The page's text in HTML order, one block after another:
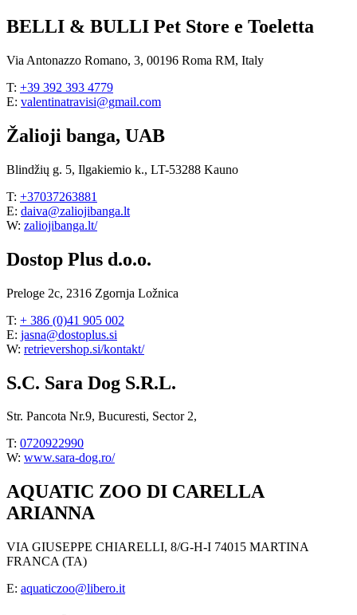
BELLI & BULLI Pet Store e Toeletta
Via Antonazzo Romano, 3, 00196 Roma RM, Italy
T: +39 392 393 4779
E: valentinatravisi@gmail.com
Žalioji banga, UAB
Blindžių g. 5, Ilgakiemio k., LT-53288 Kauno
T: +37037263881
E: daiva@zaliojibanga.lt
W: zaliojibanga.lt/
Dostop Plus d.o.o.
Preloge 2c, 2316 Zgornja Ložnica
T: + 386 (0)41 905 002
E: jasna@dostoplus.si
W: retrievershop.si/kontakt/
S.C. Sara Dog S.R.L.
Str. Pancota Nr.9, Bucuresti, Sector 2,
T: 0720922990
W: www.sara-dog.ro/
AQUATIC ZOO DI CARELLA
ARIANNA
VIA GIUSEPPE CHIARELLI, 8/G-H-I 74015 MARTINA
FRANCA (TA)
E: aquaticzoo@libero.it